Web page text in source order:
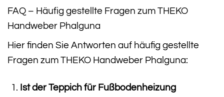
FAQ – Häufig gestellte Fragen zum THEKO
Handweber Phalguna
Hier finden Sie Antworten auf häufig gestellte
Fragen zum THEKO Handweber Phalguna:
Ist der Teppich für Fußbodenheizung